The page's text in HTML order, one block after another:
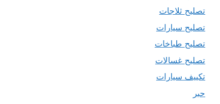
تصليح ثلاجات
تصليح سيارات
تصليح طباخات
تصليح غسالات
تكييف سيارات
حبر